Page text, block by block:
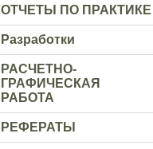
ОТЧЕТЫ ПО ПРАКТИКЕ
Разработки
РАСЧЕТНО-
ГРАФИЧЕСКАЯ
РАБОТА
РЕФЕРАТЫ